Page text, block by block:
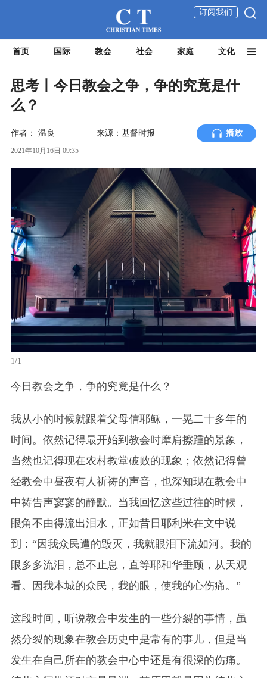
订阅我们
首页 国际 教会 社会 家庭 文化
思考丨今日教会之争，争的究竟是什
么？
作者： 温良 来源：基督时报 播放
2021年10月16日 09:35
1/1
今日教会之争，争的究竟是什么？
我从小的时候就跟着父母信耶稣，一晃二十多年的
时间。依然记得最开始到教会时摩肩擦踵的景象，
当然也记得现在农村教堂破败的现象；依然记得曾
经教会中昼夜有人祈祷的声音，也深知现在教会中
中祷告声寥寥的静默。当我回忆这些过往的时候，
眼角不由得流出泪水，正如昔日耶利米在文中说
到：“因我众民遭的毁灭，我就眼泪下流如河。我的
眼多多流泪，总不止息，直等耶和华垂顾，从天观
看。因我本城的众民，我的眼，使我的心伤痛。”
这段时间，听说教会中发生的一些分裂的事情，虽
然分裂的现象在教会历史中是常有的事儿，但是当
发生在自己所在的教会中心中还是有很深的伤痛。